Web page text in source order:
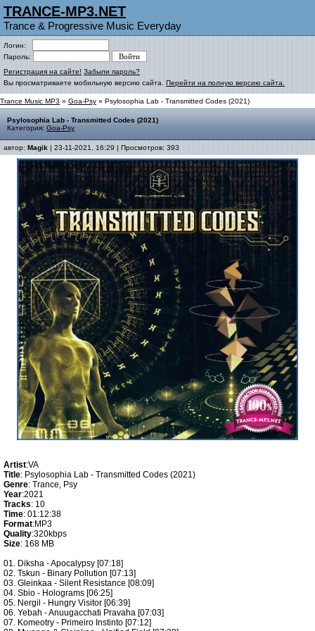
TRANCE-MP3.NET
Trance & Progressive Music Everyday
Логин:
Пароль:
Регистрация на сайте! Забыли пароль?
Вы просматриваете мобильную версию сайта. Перейти на полную версию сайта.
Trance Music MP3 » Goa-Psy » Psylosophia Lab - Transmitted Codes (2021)
Psylosophia Lab - Transmitted Codes (2021)
Категория: Goa-Psy
автор: Magik | 23-11-2021, 16:29 | Просмотров: 393
Artist:VA
Title: Psylosophia Lab - Transmitted Codes (2021)
Genre: Trance, Psy
Year:2021
Tracks: 10
Time: 01:12:38
Format:MP3
Quality:320kbps
Size: 168 MB
01. Diksha - Apocalypsy [07:18]
02. Tskun - Binary Pollution [07:13]
03. Gleinkaa - Silent Resistance [08:09]
04. Sbio - Holograms [06:25]
05. Nergil - Hungry Visitor [06:39]
06. Yebah - Anuugacchati Pravaha [07:03]
07. Komeotry - Primeiro Instinto [07:12]